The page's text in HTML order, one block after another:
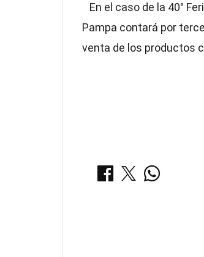
En el caso de la 40°
Pampa contará por
venta de los productos